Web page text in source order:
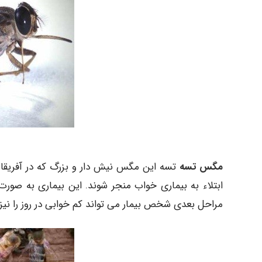
مگس تسه تسه این مگس نیش دار و بزرگ که در
ابتلاء به بیماری خواب منجر شوند. این بیماری به
مراحل بعدی شخص بیمار می تواند کم خوابی در روز را